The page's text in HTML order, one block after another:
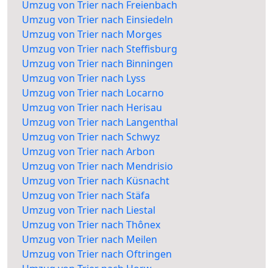
Umzug von Trier nach Freienbach
Umzug von Trier nach Einsiedeln
Umzug von Trier nach Morges
Umzug von Trier nach Steffisburg
Umzug von Trier nach Binningen
Umzug von Trier nach Lyss
Umzug von Trier nach Locarno
Umzug von Trier nach Herisau
Umzug von Trier nach Langenthal
Umzug von Trier nach Schwyz
Umzug von Trier nach Arbon
Umzug von Trier nach Mendrisio
Umzug von Trier nach Küsnacht
Umzug von Trier nach Stäfa
Umzug von Trier nach Liestal
Umzug von Trier nach Thônex
Umzug von Trier nach Meilen
Umzug von Trier nach Oftringen